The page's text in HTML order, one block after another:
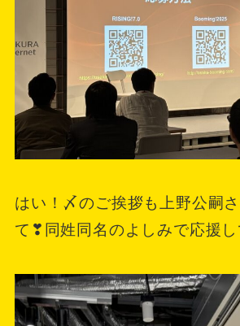
はい！〆のご挨拶も上野公嗣
て❣同姓同名のよしみで応援し